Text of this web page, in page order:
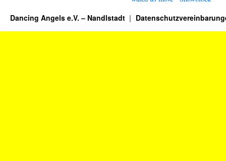
Dancing Angels e.V. – Nandlstadt